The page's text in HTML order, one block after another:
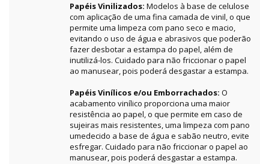
Papéis Vinilizados: Modelos à base de celulose
com aplicação de uma fina camada de vinil, o que
permite uma limpeza com pano seco e macio,
evitando o uso de água e abrasivos que poderão
fazer desbotar a estampa do papel, além de
inutilizá-los. Cuidado para não friccionar o papel
ao manusear, pois poderá desgastar a estampa.
Papéis Vinílicos e/ou Emborrachados: O
acabamento vinílico proporciona uma maior
resistência ao papel, o que permite em caso de
sujeiras mais resistentes, uma limpeza com pano
umedecido a base de água e sabão neutro, evite
esfregar. Cuidado para não friccionar o papel ao
manusear, pois poderá desgastar a estampa.